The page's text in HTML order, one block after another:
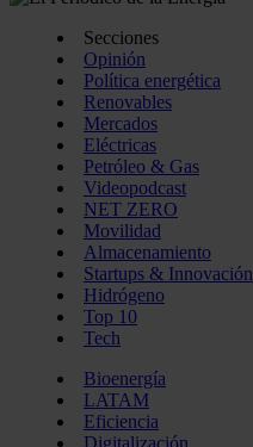
Secciones
Opinión
Política energética
Renovables
Mercados
Eléctricas
Petróleo & Gas
Videopodcast
NET ZERO
Movilidad
Almacenamiento
Startups & Innovación
Hidrógeno
Top 10
Tech
Bioenergía
LATAM
Eficiencia